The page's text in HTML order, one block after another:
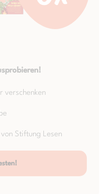
verschenken
Stiftung Lesen